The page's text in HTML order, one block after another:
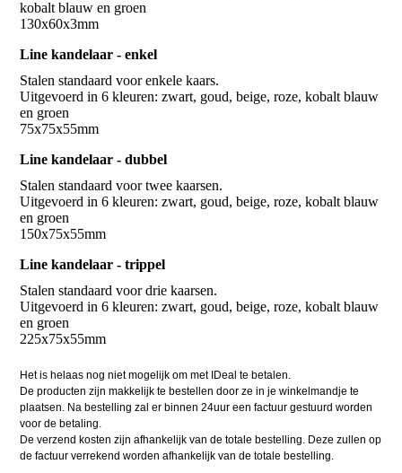
kobalt blauw en groen
Line kandelaar - enkel
Stalen standaard voor enkele kaars.
Uitgevoerd in 6 kleuren: zwart, goud, beige, roze, kobalt blauw
en groen
75x75x55mm
Line kandelaar - dubbel
Stalen standaard voor twee kaarsen.
Uitgevoerd in 6 kleuren: zwart, goud, beige, roze, kobalt blauw
en groen
Line kandelaar - trippel
Stalen standaard voor drie kaarsen.
Uitgevoerd in 6 kleuren: zwart, goud, beige, roze, kobalt blauw
en groen
Het is helaas nog niet mogelijk om met IDeal te betalen.
De producten zijn makkelijk te bestellen door ze in je winkelmandje te
plaatsen. Na bestelling zal er binnen 24uur een factuur gestuurd worden
voor de betaling.
De verzend kosten zijn afhankelijk van de totale bestelling. Deze zullen op
de factuur verrekend worden afhankelijk van de totale bestelling.